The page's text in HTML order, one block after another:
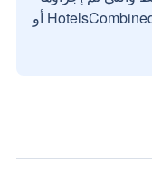
بواسطة مستخدمين حقيقيين مع HotelsCombined أو